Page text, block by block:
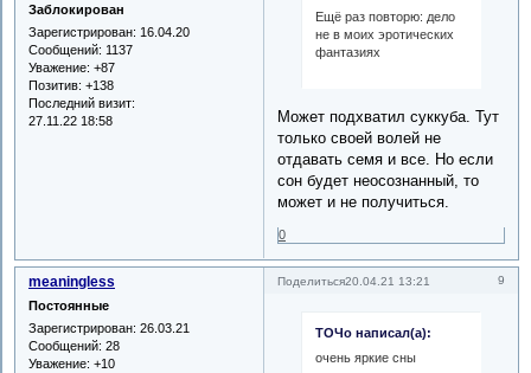
Заблокирован
Зарегистрирован: 16.04.20
Сообщений: 1137
Уважение: +87
Позитив: +138
Последний визит:
27.11.22 18:58
Ещё раз повторю: дело
не в моих эротических
фантазиях
Может подхватил суккуба. Тут
только своей волей не
отдавать семя и все. Но если
сон будет неосознанный, то
может и не получиться.
0
Поделиться 9
20.04.21 13:21
meaningless
Постоянные
Зарегистрирован: 26.03.21
Сообщений: 28
Уважение: +10
ТОЧо написал(а):
очень яркие сны